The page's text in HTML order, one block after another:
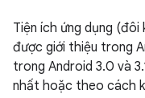
Tiện ích ứng dụng
được giới thiệu trong
trong Android 3.0 và
nhất hoặc theo cách